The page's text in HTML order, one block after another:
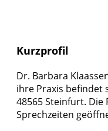
Kurzprofil
Dr. Barbara
ihre Praxis befindet
48565 Steinfurt. Die
Sprechzeiten